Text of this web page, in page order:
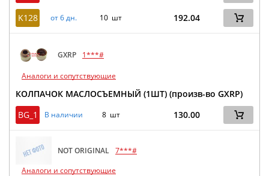
K128 от 6 дн. 10 шт 192.04
GXRP 1***#
Аналоги и сопутствующие
КОЛПАЧОК МАСЛОСЪЕМНЫЙ (1ШТ) (произв-во GXRP)
BG_1
В наличии 8 шт 130.00
NOT ORIGINAL 7***#
Аналоги и сопутствующие